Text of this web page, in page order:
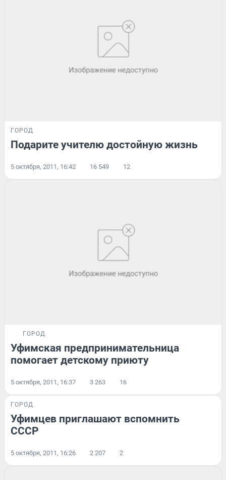
ГОРОД
Подарите учителю достойную жизнь
5 октября, 2011, 16:42 16 549 12
ГОРОД
Уфимская предпринимательница
помогает детскому приюту
5 октября, 2011, 16:37 3 263 16
ГОРОД
Уфимцев приглашают вспомнить
СССР
5 октября, 2011, 16:26 2 207 2